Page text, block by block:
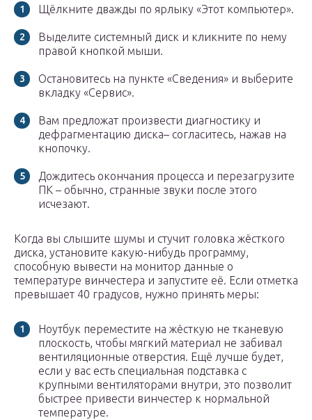
Щёлкните дважды по ярлыку «Этот компьютер».
Выделите системный диск и кликните по нему
правой кнопкой мыши.
Остановитесь на пункте «Сведения» и выберите
вкладку «Сервис».
Вам предложат произвести диагностику и
дефрагментацию диска– согласитесь, нажав на
кнопочку.
Дождитесь окончания процесса и перезагрузите
ПК – обычно, странные звуки после этого
исчезают.
Когда вы слышите шумы и стучит головка жёсткого
диска, установите какую-нибудь программу,
способную вывести на монитор данные о
температуре винчестера и запустите её. Если отметка
превышает 40 градусов, нужно принять меры:
Ноутбук переместите на жёсткую не тканевую
плоскость, чтобы мягкий материал не забивал
вентиляционные отверстия. Ещё лучше будет,
если у вас есть специальная подставка с
крупными вентиляторами внутри, это позволит
быстрее привести винчестер к нормальной
температуре.